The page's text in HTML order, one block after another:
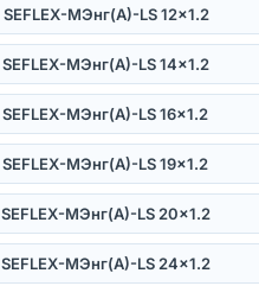
SEFLEX-MЭнг(А)-LS 12×1.2
SEFLEX-MЭнг(А)-LS 14×1.2
SEFLEX-MЭнг(А)-LS 16×1.2
SEFLEX-MЭнг(А)-LS 19×1.2
SEFLEX-MЭнг(А)-LS 20×1.2
SEFLEX-MЭнг(А)-LS 24×1.2